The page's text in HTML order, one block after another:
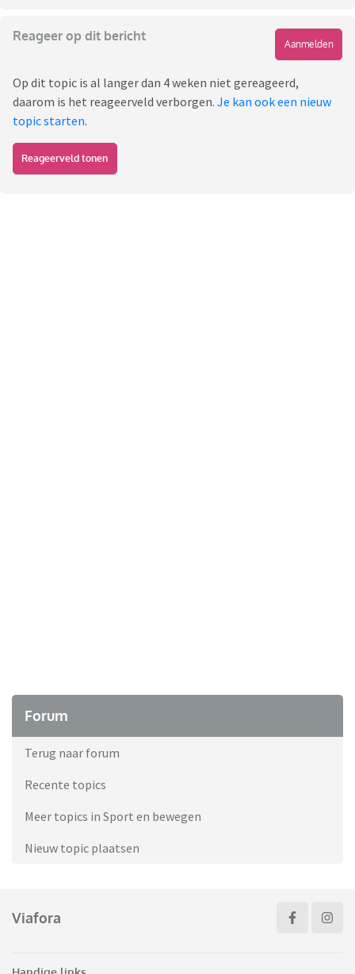
Reageer op dit bericht
Aanmelden
Op dit topic is al langer dan 4 weken niet gereageerd,
daarom is het reageerveld verborgen. Je kan ook een nieuw
topic starten.
Reageerveld tonen
Forum
Terug naar forum
Recente topics
Meer topics in Sport en bewegen
Nieuw topic plaatsen
Viafora